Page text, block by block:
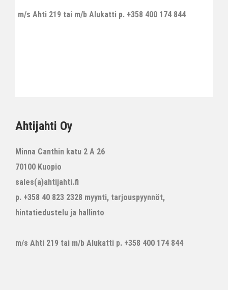
m/s Ahti 219 tai m/b Alukatti p. +358 400 174 844
Ahtijahti Oy
Minna Canthin katu 2 A 26
70100 Kuopio
sales(a)ahtijahti.fi
p. +358 40 823 2328 myynti, tarjouspyynnöt,
hintatiedustelu ja hallinto
m/s Ahti 219 tai m/b Alukatti p. +358 400 174 844